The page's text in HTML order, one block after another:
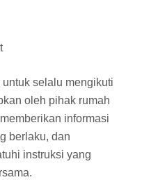
selalu mengikuti
oleh pihak rumah
informasi
berlaku, dan
instruksi yang